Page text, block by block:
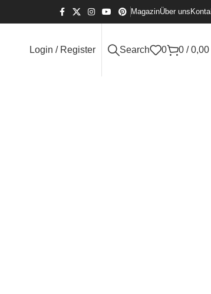
MagazinÜber uns
Login / Register Search 0 0 / 0,00